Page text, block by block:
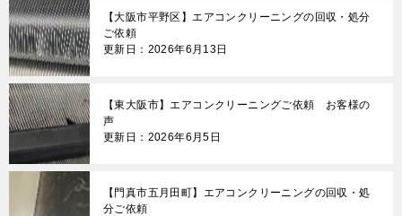
【大阪市平野区】エアコンクリーニングの回収・処分
ご依頼
更新日：2026年6月13日
【東大阪市】エアコンクリーニングご依頼 お客様の
声
更新日：2026年6月5日
【門真市五月田町】エアコンクリーニングの回収・処
分ご依頼